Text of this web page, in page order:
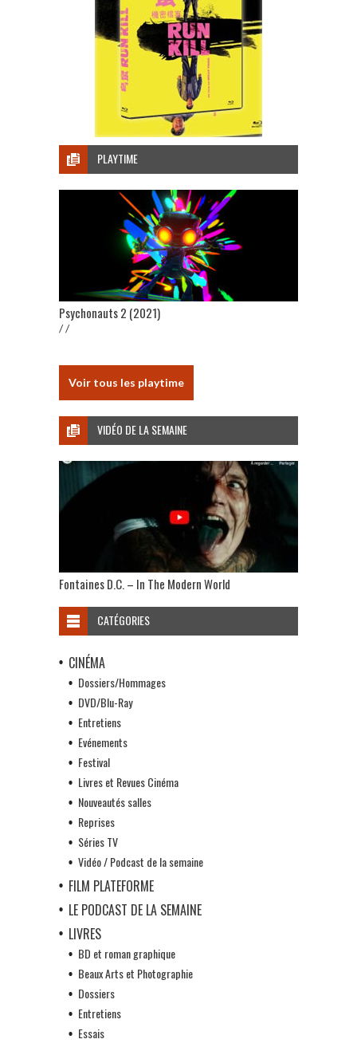
PLAYTIME
Psychonauts 2 (2021)
/ /
Voir tous les playtime
VIDÉO DE LA SEMAINE
Fontaines D.C. – In The Modern World
CATÉGORIES
CINÉMA
Dossiers/Hommages
DVD/Blu-Ray
Entretiens
Evénements
Festival
Livres et Revues Cinéma
Nouveautés salles
Reprises
Séries TV
Vidéo / Podcast de la semaine
FILM PLATEFORME
LE PODCAST DE LA SEMAINE
LIVRES
BD et roman graphique
Beaux Arts et Photographie
Dossiers
Entretiens
Essais